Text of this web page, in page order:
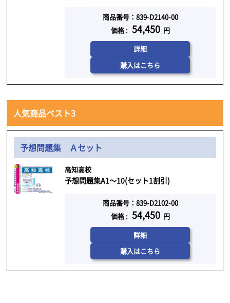
商品番号：839-D2140-00
価格 : 54,450 円
詳細
購入はこちら
人気商品ベスト3
予想問題集 Ａセット
高知高校
予想問題集A1～10(セット1割引)
商品番号：839-D2102-00
価格 : 54,450 円
詳細
購入はこちら